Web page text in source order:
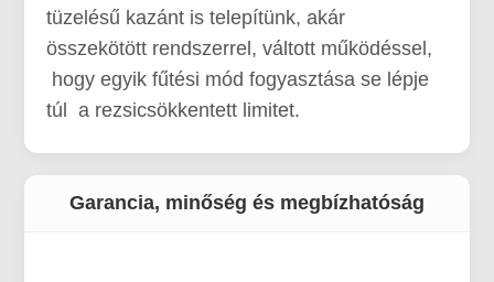
tüzelésű kazánt is telepítünk, akár
összekötött rendszerrel, váltott működéssel,
hogy egyik fűtési mód fogyasztása se lépje
túl a rezsicsökkentett limitet.
Garancia, minőség és megbízhatóság